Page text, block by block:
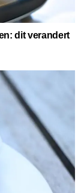
dit verandert